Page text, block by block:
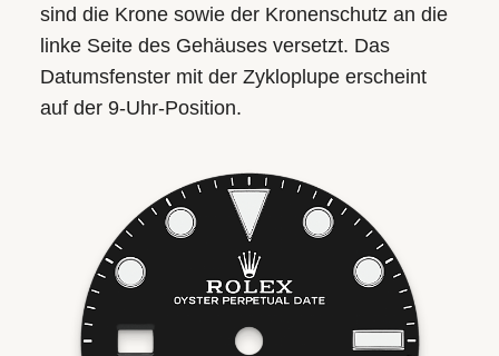
sind die Krone sowie der Kronenschutz an die
linke Seite des Gehäuses versetzt. Das
Datumsfenster mit der Zykloplupe erscheint
auf der 9‑Uhr‑Position.